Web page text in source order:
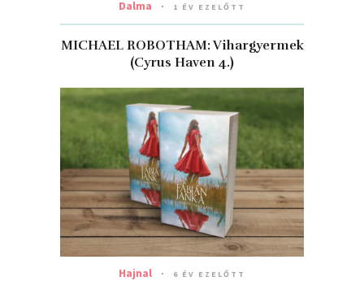
Dalma 1 ÉV EZELŐTT
MICHAEL ROBOTHAM: Vihargyermek
(Cyrus Haven 4.)
Hajnal 6 ÉV EZELŐTT